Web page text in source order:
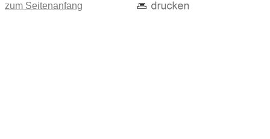
zum Seitenanfang